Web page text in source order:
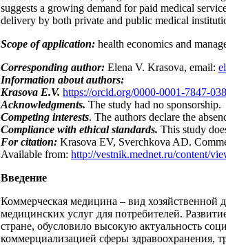
suggests a growing demand for paid medical
delivery by both private and public medical
Scope of application: health economics and
Corresponding author: Elena V. Krasova, email:
Information about authors:
Krasova E.V. https://orcid.org/0000-0001-7847-
Acknowledgments. The study had no sponsorship.
Competing interests. The authors declare the
Compliance with ethical standards. This study
For citation: Krasova EV, Sverchkova AD.
Available from: http://vestnik.mednet.ru/content/
Введение
Коммерческая медицина – вид хозяйственной
медицинских услуг для потребителей.
стране, обусловило высокую актуальность
коммерциализацией сферы здравоохранения,